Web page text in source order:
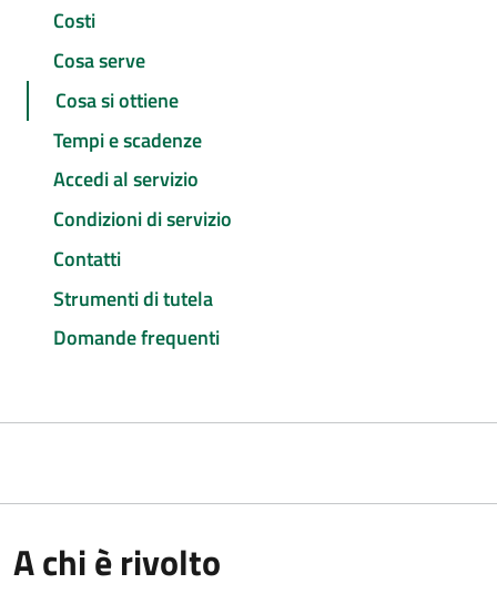
Costi
Cosa serve
Cosa si ottiene
Tempi e scadenze
Accedi al servizio
Condizioni di servizio
Contatti
Strumenti di tutela
Domande frequenti
A chi è rivolto